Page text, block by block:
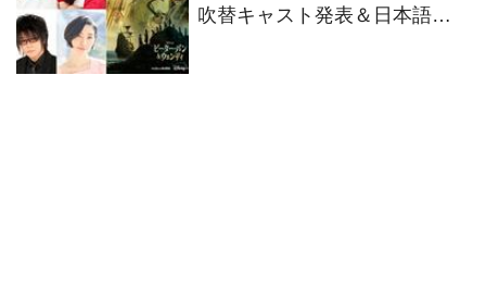
吹替キャスト発表＆日本語吹